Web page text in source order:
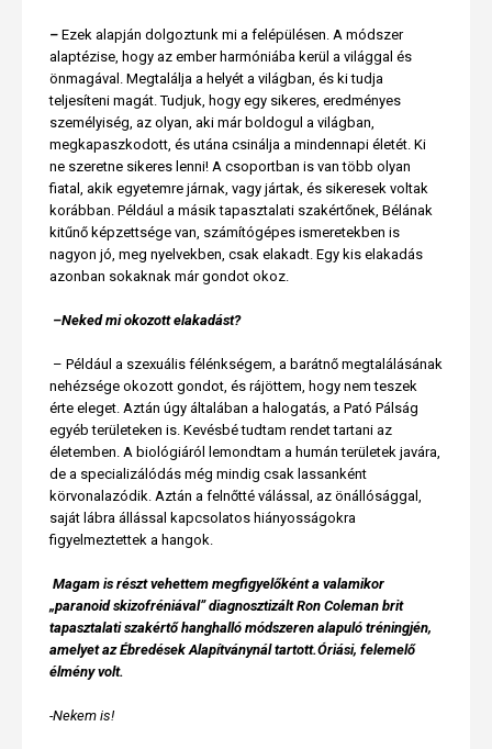
– Ezek alapján dolgoztunk mi a felépülésen. A módszer
alaptézise, hogy az ember harmóniába kerül a világgal és
önmagával. Megtalálja a helyét a világban, és ki tudja
teljesíteni magát. Tudjuk, hogy egy sikeres, eredményes
személyiség, az olyan, aki már boldogul a világban,
megkapaszkodott, és utána csinálja a mindennapi életét. Ki
ne szeretne sikeres lenni! A csoportban is van több olyan
fiatal, akik egyetemre járnak, vagy jártak, és sikeresek voltak
korábban. Például a másik tapasztalati szakértőnek, Bélának
kitűnő képzettsége van, számítógépes ismeretekben is
nagyon jó, meg nyelvekben, csak elakadt. Egy kis elakadás
azonban sokaknak már gondot okoz.
–Neked mi okozott elakadást?
– Például a szexuális félénkségem, a barátnő megtalálásának
nehézsége okozott gondot, és rájöttem, hogy nem teszek
érte eleget. Aztán úgy általában a halogatás, a Pató Pálság
egyéb területeken is. Kevésbé tudtam rendet tartani az
életemben. A biológiáról lemondtam a humán területek javára,
de a specializálódás még mindig csak lassanként
körvonalazódik. Aztán a felnőtté válással, az önállósággal,
saját lábra állással kapcsolatos hiányosságokra
figyelmeztettek a hangok.
Magam is részt vehettem megfigyelőként a valamikor
„paranoid skizofréniával” diagnosztizált Ron Coleman brit
tapasztalati szakértő hanghalló módszeren alapuló tréningjén,
amelyet az Ébredések Alapítványnál tartott.Óriási, felemelő
élmény volt.
-Nekem is!